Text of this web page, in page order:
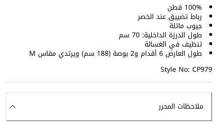
100% قطن
رباط تضييق عند الخصر
جيوب مائلة
طول الدرزة الداخلية: 70 سم
تنظيف في الغسالة
طول العارض 6 أقدام و2 بوصة (188 سم) ويرتدي مقاس M
Style No: CP979
ملاحظات المحرر